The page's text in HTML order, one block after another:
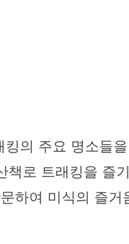
의 주요 명소들
로 트래킹을 즐
하여 미식의 즐